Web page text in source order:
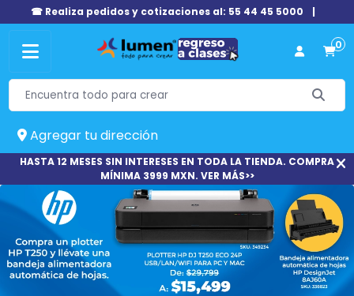
☎ Realiza pedidos y cotizaciones al: 55 44 45 5000 |
0
Agregar tu dirección
HASTA 12 MESES SIN INTERESES EN TODA LA TIENDA. COMPRA
MÍNIMA 3999 MXN. VER MÁS>>